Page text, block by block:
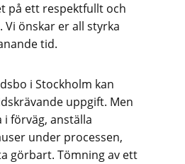
på ett respektfullt och
önskar er all styrka
tid.
i Stockholm kan
uppgift. Men
förväg, anställa
under processen,
görbart. Tömning av ett